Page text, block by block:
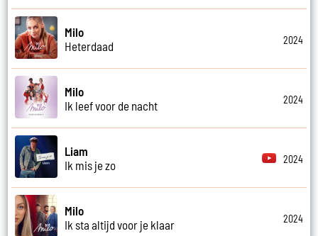
Milo
Heterdaad
2024
Milo
Ik leef voor de nacht
2024
Liam
Ik mis je zo
2024
Milo
Ik sta altijd voor je klaar
2024